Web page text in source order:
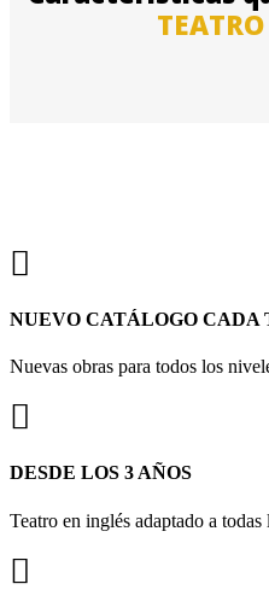
TEATRO
NUEVO CATÁLOGO CADA
Nuevas obras para todos los
DESDE LOS 3 AÑOS
Teatro en inglés adaptado a